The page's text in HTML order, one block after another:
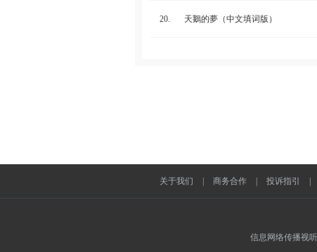
20. 天鵝的夢（中文填词版）
关于我们 商务合作 投诉指引
信息网络传播视